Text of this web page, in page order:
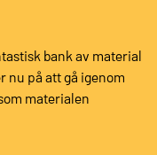
bank av material
nu på att gå igenom
materialen